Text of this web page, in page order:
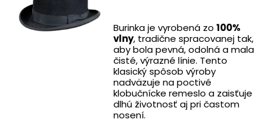
Burinka je vyrobená zo 100%
vlny, tradične spracovanej tak,
aby bola pevná, odolná a mala
čisté, výrazné línie. Tento
klasický spôsob výroby
nadväzuje na poctivé
klobučnícke remeslo a zaisťuje
dlhú životnosť aj pri častom
nosení.